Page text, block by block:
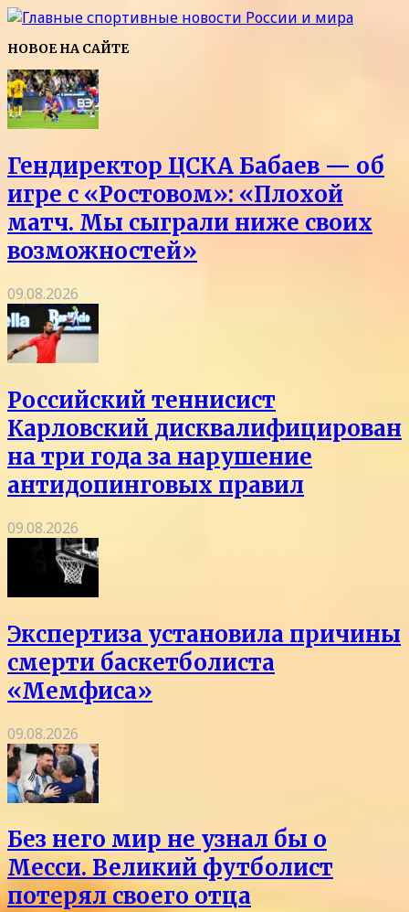
НОВОЕ НА САЙТЕ
Гендиректор ЦСКА Бабаев — об
игре с «Ростовом»: «Плохой
матч. Мы сыграли ниже своих
возможностей»
09.08.2026
Российский теннисист
Карловский дисквалифицирован
на три года за нарушение
антидопинговых правил
09.08.2026
Экспертиза установила причины
смерти баскетболиста
«Мемфиса»
09.08.2026
Без него мир не узнал бы о
Месси. Великий футболист
потерял своего отца